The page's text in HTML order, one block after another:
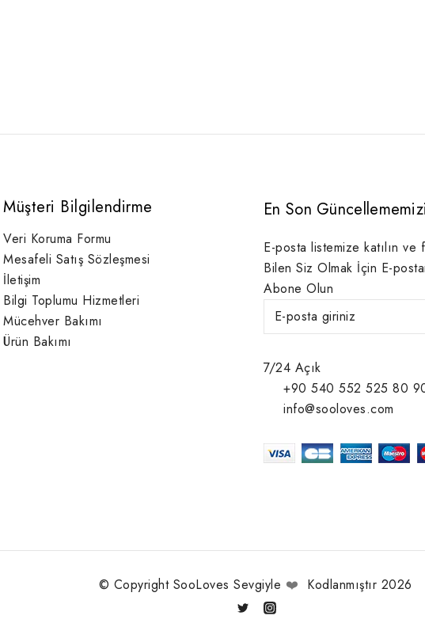
Müşteri Bilgilendirme
Veri Koruma Formu
Mesafeli Satış Sözleşmesi
İletişim
Bilgi Toplumu Hizmetleri
Mücehver Bakımı
Ürün Bakımı
En Son
E-posta listemize katılın
Bilen Siz Olmak İçin E-
Abone Olun
7/24 Açık
+90 540 552 525 80
info@sooloves.com
© Copyright SooLoves Sevgiyle ❤️ Kodlanmıştır 2026